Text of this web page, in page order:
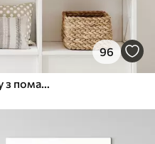
96
Абстрактна імітація живопису з помаранчевими та сірими колами, листям і гілками, сучасний стиль, ефект акварелі